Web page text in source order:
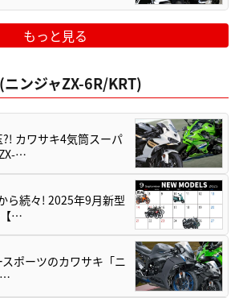
もっと見る
ンジャZX-6R/KRT)
カワサキ4気筒スーパ
…
ら続々! 2025年9月新型
【…
ポーツのカワサキ「ニ
…